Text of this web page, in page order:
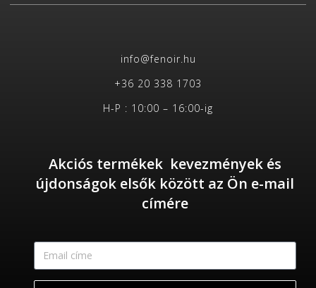
info@fenoir.hu
+36 20 338 1703
H-P : 10:00 – 16:00-ig
Akciós termékek kevezmények és
újdonságok elsők között az Ön e-mail
címére